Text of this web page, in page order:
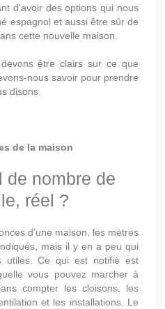
d’avoir des options qui nous
espagnol et aussi être sûr de
cette nouvelle maison.
être clairs sur ce que
nous savoir pour prendre
disons.
de la maison
de nombre de
réel ?
d’une maison, les mètres
mais il y en a peu qui
utiles. Ce qui est notifié est
vous pouvez marcher à
compter les cloisons, les
et les installations. Le